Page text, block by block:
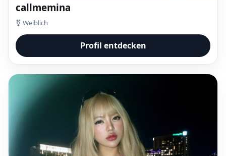
callmemina
⚧ Weiblich
Profil entdecken